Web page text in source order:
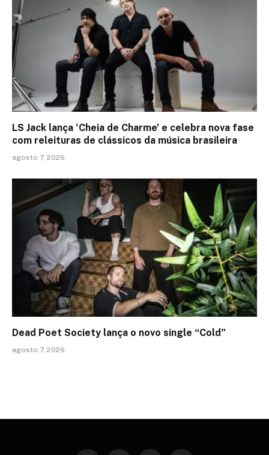
LS Jack lança ‘Cheia de Charme’ e celebra nova fase
com releituras de clássicos da música brasileira
agosto 7, 2026
Dead Poet Society lança o novo single “Cold”
agosto 7, 2026